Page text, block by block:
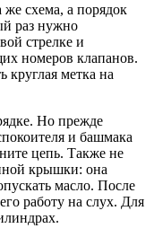
же схема, а порядок
раз нужно
стрелке и
номеров клапанов.
круглая метка на
Но прежде
и башмака
цепь. Также не
крышки: она
масло. После
работу на слух. Для